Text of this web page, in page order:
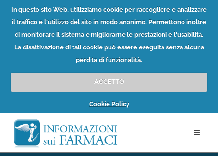
In questo sito Web, utilizziamo cookie per raccogliere e analizzare
il traffico e l'utilizzo del sito in modo anonimo. Permettono inoltre
di monitorare il sistema e migliorarne le prestazioni e l'usabilità.
La disattivazione di tali cookie può essere eseguita senza alcuna
perdita di funzionalità.
ACCETTO
Cookie Policy